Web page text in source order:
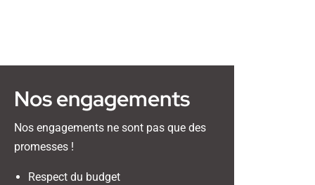
Nos engagements
Nos engagements ne sont pas que des
promesses !
Respect du budget